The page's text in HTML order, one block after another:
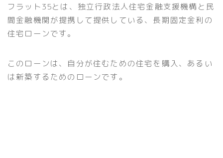
フラット35とは、独立行政法人住宅金融支援機構と民
間金融機関が提携して提供している、長期固定金利の
住宅ローンです。
このローンは、自分が住むための住宅を購入、あるい
は新築するためのローンです。